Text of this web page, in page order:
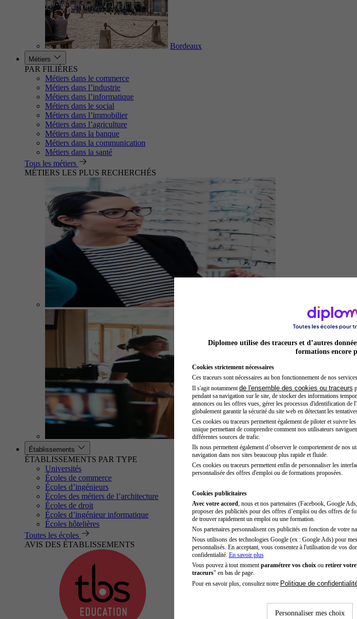
Bordeaux
Métiers
PAR FILIÈRES
Métiers dans le commerce
Métiers dans l’industrie
Métiers dans l’informatique
Métiers dans le social
Métiers dans l’immobilier
Métiers dans l’agriculture
Métiers dans la banque
Métiers dans la communication
Métiers dans la santé
Tous les métiers
MÉTIERS LES PLUS RECHERCHÉS
Établissements
ÉTABLISSEMENTS PAR TYPE
Universités
Écoles de commerce
Écoles d’ingénieurs
Écoles des métiers de l’architecture
Écoles de droit
Écoles d’ingénieur informatique
Écoles hôtelières
Toutes les écoles
AVIS DES ÉTABLISSEMENTS
Diplomeo utilise des traceurs et d’autres
formations encore
Cookies strictement nécessaires
Ces traceurs sont nécessaires au bon fonctionnement de nos
Il s'agit notamment de l'ensemble des cookies ou traceurs
pendant sa navigation sur le site, de stocker des informations
annonces ou les offres vues, gérer les processus d'identification
globalement garantir la sécurité du site web en détectant les
Ces cookies ou traceurs permettent également de piloter et suivre
unique permettant de comprendre comment nos utilisateurs
différentes sources de trafic.
Ils nous permettent également d’observer le comportement de nos
navigation dans nos sites beaucoup plus rapide et fluide.
Ces cookies ou traceurs permettent enfin de personnaliser les
personnalisée des offres d'emploi ou de formations proposées.
Cookies publicitaires
Avec votre accord , nous et nos partenaires (Facebook, Google
proposer des publicités pour des offres d’emploi ou des offres de
de trouver rapidement un emploi ou une formation.
Nos partenaires personnalisent ces publicités en fonction de votre
Nous utilisons des technologies Google (ex : Google Ads) pour
personnalisés. En acceptant, vous consentez à l'utilisation de vos
confidentialité. En savoir plus
Vous pouvez à tout moment paramétrer vos choixou retirer votre
traceurs" en bas de page.
Pour en savoir plus, consultez notre Politique de
Personnaliser mes choix